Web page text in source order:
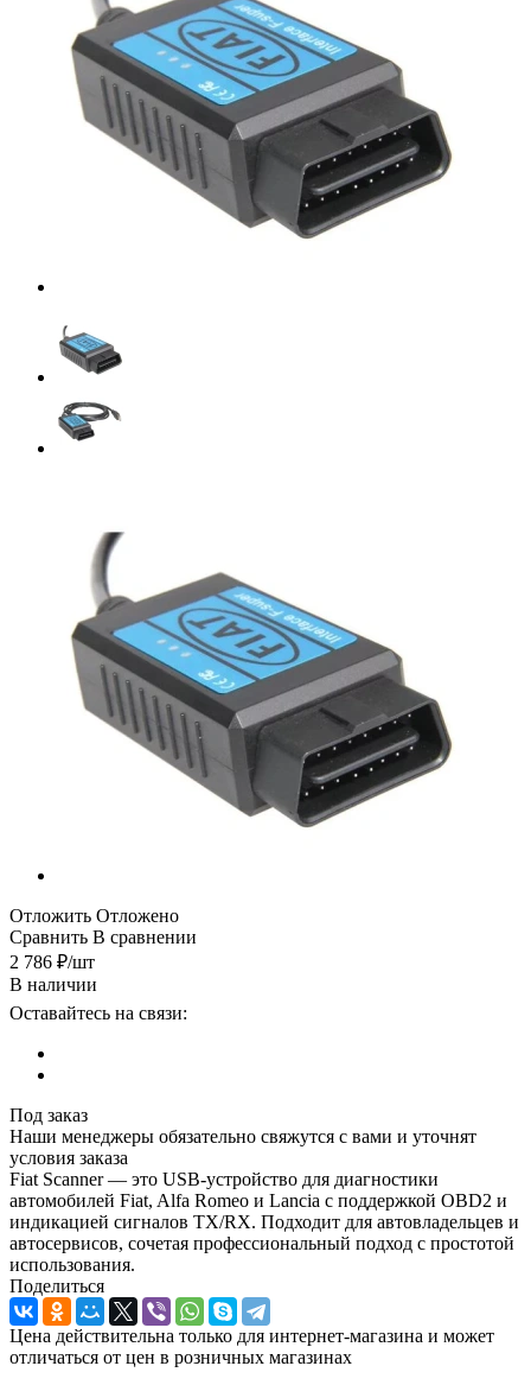
Отложить Отложено
Сравнить В сравнении
2 786 ₽/шт
В наличии
Оставайтесь на связи:
Под заказ
Наши менеджеры обязательно свяжутся с вами и уточнят
условия заказа
Fiat Scanner — это USB-устройство для диагностики
автомобилей Fiat, Alfa Romeo и Lancia с поддержкой OBD2 и
индикацией сигналов TX/RX. Подходит для автовладельцев и
автосервисов, сочетая профессиональный подход с простотой
использования.
Поделиться
Цена действительна только для интернет-магазина и может
отличаться от цен в розничных магазинах